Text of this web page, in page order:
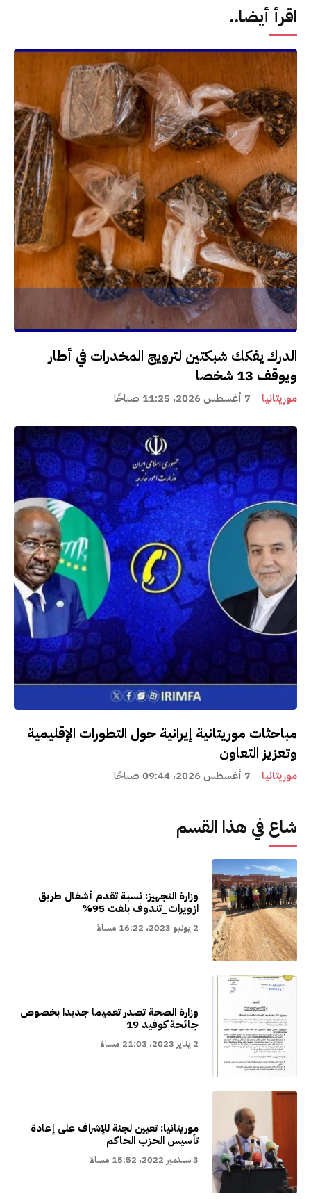
اقرأ أيضا..
الدرك يفكك شبكتين لترويج المخدرات في أطار
ويوقف 13 شخصا
موريتانيا 7 أغسطس 2026، 11:25 صباحًا
مباحثات موريتانية إيرانية حول التطورات الإقليمية
وتعزيز التعاون
موريتانيا 7 أغسطس 2026، 09:44 صباحًا
شاع في هذا القسم
وزارة التجهيز: نسبة تقدم أشغال طريق
ازويرات_تندوف بلغت 95%
2 يونيو 2023، 16:22 مساءً
وزارة الصحة تصدر تعميما جديدا بخصوص
جائحة كوفيد 19
2 يناير 2023، 21:03 مساءً
موريتانيا: تعيين لجنة للإشراف على إعادة
تأسيس الحزب الحاكم
3 سبتمبر 2022، 15:52 مساءً